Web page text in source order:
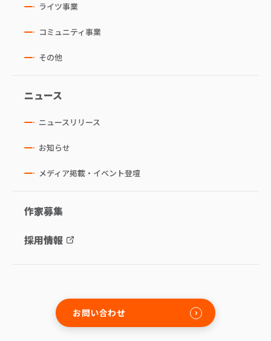
ライツ事業
コミュニティ事業
その他
ニュース
ニュースリリース
お知らせ
メディア掲載・イベント登壇
作家募集
採用情報
お問い合わせ